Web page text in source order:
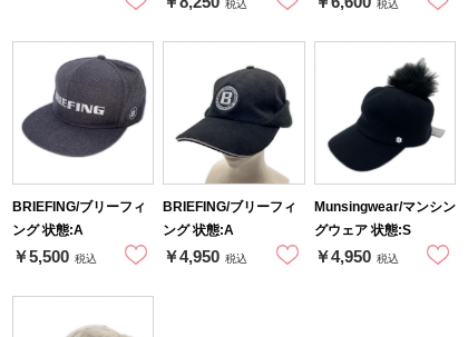
税込 税込
BRIEFING/ブリーフィ
ング 状態:A
￥5,500 税込
BRIEFING/ブリーフィ
ング 状態:A
￥4,950 税込
Munsingwear/マンシン
グウェア 状態:S
￥4,950 税込